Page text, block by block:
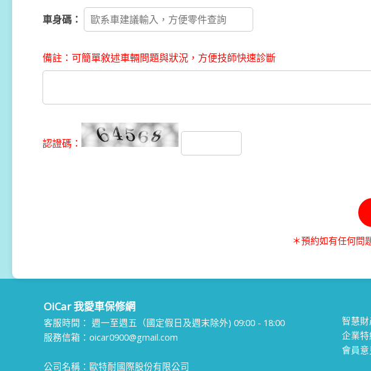
車身碼：
備註：可簡單敘述車輛問題與狀況，方便技師快速診斷
認證碼：
＊預約如有任何問
OiCar 我愛車保修網
客服時間： 週一至週五（國定假日及週末除外) 09:00 - 18:00
服務信箱：oicar0900@gmail.com
公司名稱：歐特耐國際股份有限公司
智慧
企業
會員